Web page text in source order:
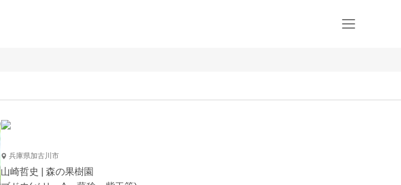
兵庫県加古川市
山崎哲史 | 森の果樹園